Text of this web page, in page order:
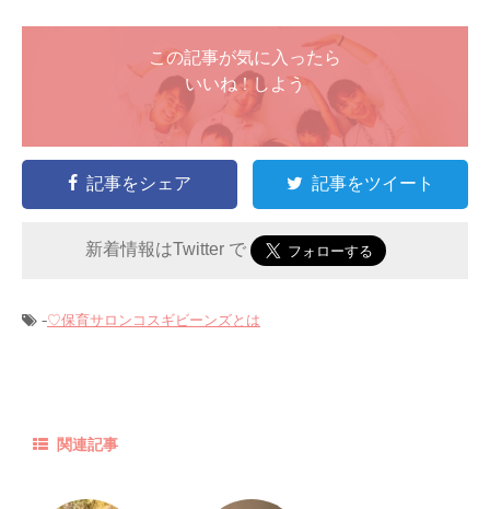
この記事が気に入ったら
いいね ! しよう
記事をシェア 記事をツイート
新着情報はTwitter で
-♡保育サロンコスギビーンズとは
関連記事